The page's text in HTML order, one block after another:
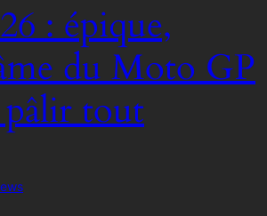
: épique,
du Moto GP
pâlir tout